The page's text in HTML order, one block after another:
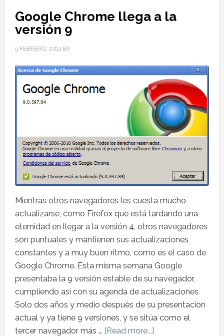
Google Chrome llega a la
versión 9
5 FEBRERO, 2011BY
Mientras otros navegadores les cuesta mucho
actualizarse, como Firefox que está tardando una
eternidad en llegar a la versión 4, otros navegadores
son puntuales y mantienen sus actualizaciones
constantes y a muy buen ritmo, como es el caso de
Google Chrome. Esta misma semana Google
presentaba la 9 versión estable de su navegador,
cumpliendo así con su agenda de actualizaciones.
Solo dos años y medio después de su presentación
actual y ya tiene 9 versiones, y se sitúa como el
tercer navegador más … [Read more...]